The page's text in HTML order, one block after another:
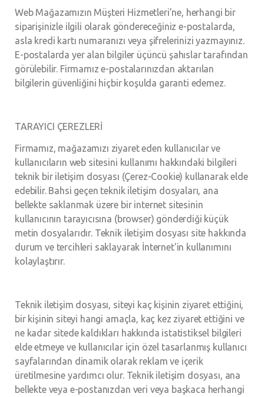
Web Mağazamızın Müşteri Hizmetleri’ne, herhangi bir
siparişinizle ilgili olarak göndereceğiniz e-postalarda,
asla kredi kartı numaranızı veya şifrelerinizi yazmayınız.
E-postalarda yer alan bilgiler üçüncü şahıslar tarafından
görülebilir. Firmamız e-postalarınızdan aktarılan
bilgilerin güvenliğini hiçbir koşulda garanti edemez.
TARAYICI ÇEREZLERİ
Firmamız, mağazamızı ziyaret eden kullanıcılar ve
kullanıcıların web sitesini kullanımı hakkındaki bilgileri
teknik bir iletişim dosyası (Çerez-Cookie) kullanarak elde
edebilir. Bahsi geçen teknik iletişim dosyaları, ana
bellekte saklanmak üzere bir internet sitesinin
kullanıcının tarayıcısına (browser) gönderdiği küçük
metin dosyalarıdır. Teknik iletişim dosyası site hakkında
durum ve tercihleri saklayarak İnternet'in kullanımını
kolaylaştırır.
Teknik iletişim dosyası, siteyi kaç kişinin ziyaret ettiğini,
bir kişinin siteyi hangi amaçla, kaç kez ziyaret ettiğini ve
ne kadar sitede kaldıkları hakkında istatistiksel bilgileri
elde etmeye ve kullanıcılar için özel tasarlanmış kullanıcı
sayfalarından dinamik olarak reklam ve içerik
üretilmesine yardımcı olur. Teknik iletişim dosyası, ana
bellekte veya e-postanızdan veri veya başkaca herhangi